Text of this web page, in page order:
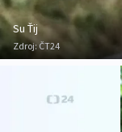
Su Ťij
Zdroj:ČT24